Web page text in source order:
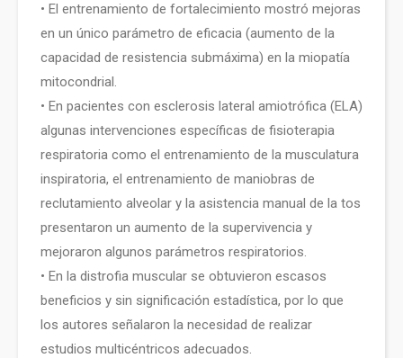
• El entrenamiento de fortalecimiento mostró mejoras
en un único parámetro de eficacia (aumento de la
capacidad de resistencia submáxima) en la miopatía
mitocondrial.
• En pacientes con esclerosis lateral amiotrófica (ELA)
algunas intervenciones específicas de fisioterapia
respiratoria como el entrenamiento de la musculatura
inspiratoria, el entrenamiento de maniobras de
reclutamiento alveolar y la asistencia manual de la tos
presentaron un aumento de la supervivencia y
mejoraron algunos parámetros respiratorios.
• En la distrofia muscular se obtuvieron escasos
beneficios y sin significación estadística, por lo que
los autores señalaron la necesidad de realizar
estudios multicéntricos adecuados.